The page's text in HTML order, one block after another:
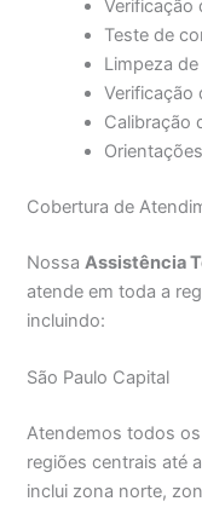
Verificação
Teste de
Limpeza
Verificação
Calibração
Cobertura de
NossaAssistência
atende em toda a
incluindo:
São Paulo Capital
Atendemos todos
regiões centrais até
inclui zona norte,